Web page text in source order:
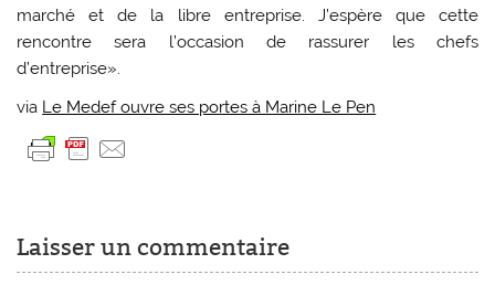
marché et de la libre entreprise. J’espère que cette
rencontre sera l’occasion de rassurer les chefs
d’entreprise».
via Le Medef ouvre ses portes à Marine Le Pen
Laisser un commentaire